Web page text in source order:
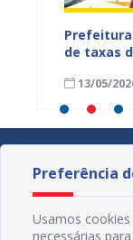
Prefeitura
de taxas
13/05/
Preferência
Usamos
necessárias